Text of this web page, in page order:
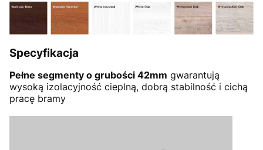
Specyfikacja
Pełne segmenty o grubości 42mm gwarantują
wysoką izolacyjność cieplną, dobrą stabilność i cichą
pracę bramy